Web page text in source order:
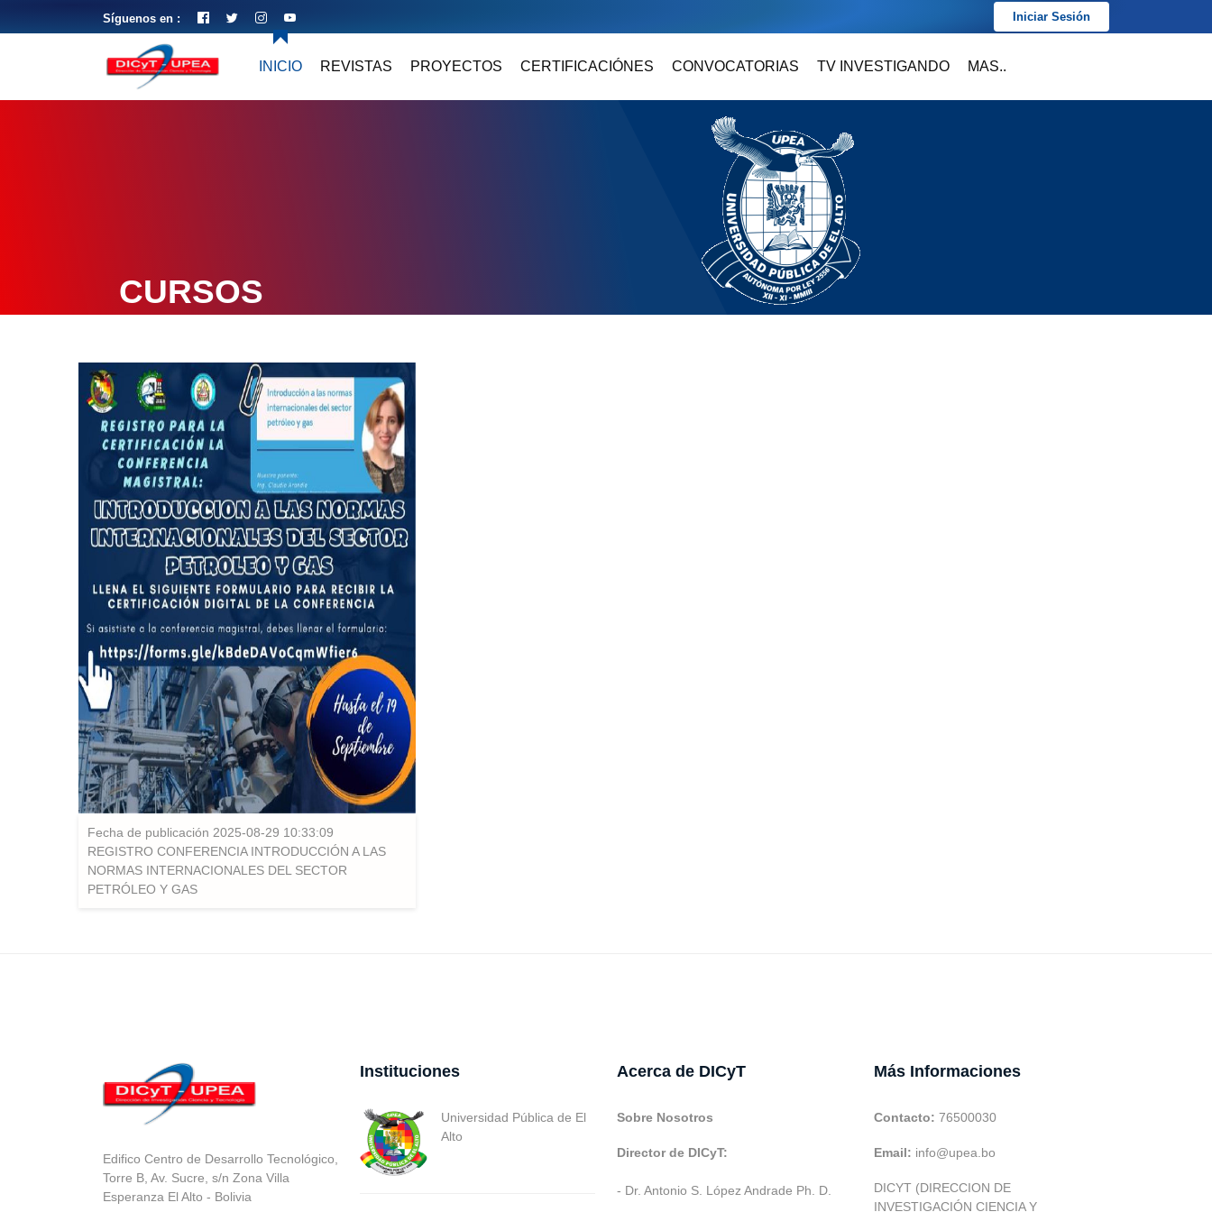
Síguenos en : Iniciar Sesión
INICIO REVISTAS PROYECTOS CERTIFICACIÓNES CONVOCATORIAS TV INVESTIGANDO MAS..
CURSOS
Fecha de publicación 2025-08-29 10:33:09
REGISTRO CONFERENCIA INTRODUCCIÓN A LAS
NORMAS INTERNACIONALES DEL SECTOR
PETRÓLEO Y GAS
Edifico Centro de Desarrollo Tecnológico,
Torre B, Av. Sucre, s/n Zona Villa
Esperanza El Alto - Bolivia
Instituciones
Universidad Pública de El
Alto
Acerca de DICyT
Sobre Nosotros
Director de DICyT:
- Dr. Antonio S. López Andrade Ph. D.
Más Informaciones
Contacto: 76500030
Email: info@upea.bo
DICYT (DIRECCION DE
INVESTIGACIÓN CIENCIA Y